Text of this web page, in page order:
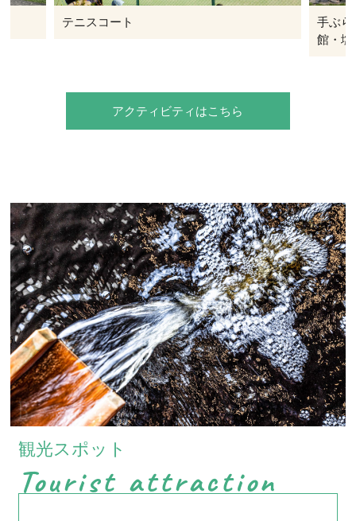
手ぶらで歴史体験「赤穂の天塩海洋科学
わんぱ
アクティビティはこちら
観光スポット
Tourist attraction